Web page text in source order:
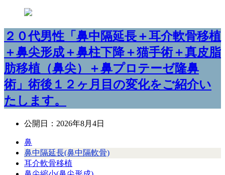
２０代男性「鼻中隔延長＋耳介軟骨移植
＋鼻尖形成＋鼻柱下降＋猫手術＋真皮脂
肪移植（鼻尖）＋鼻プロテーゼ隆鼻
術」術後１２ヶ月目の変化をご紹介い
たします。
公開日： 2026年8月4日
鼻
鼻中隔延長(鼻中隔軟骨)
耳介軟骨移植